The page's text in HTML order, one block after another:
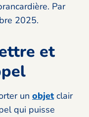
Par
2025.
et
un objetclair
qui puisse